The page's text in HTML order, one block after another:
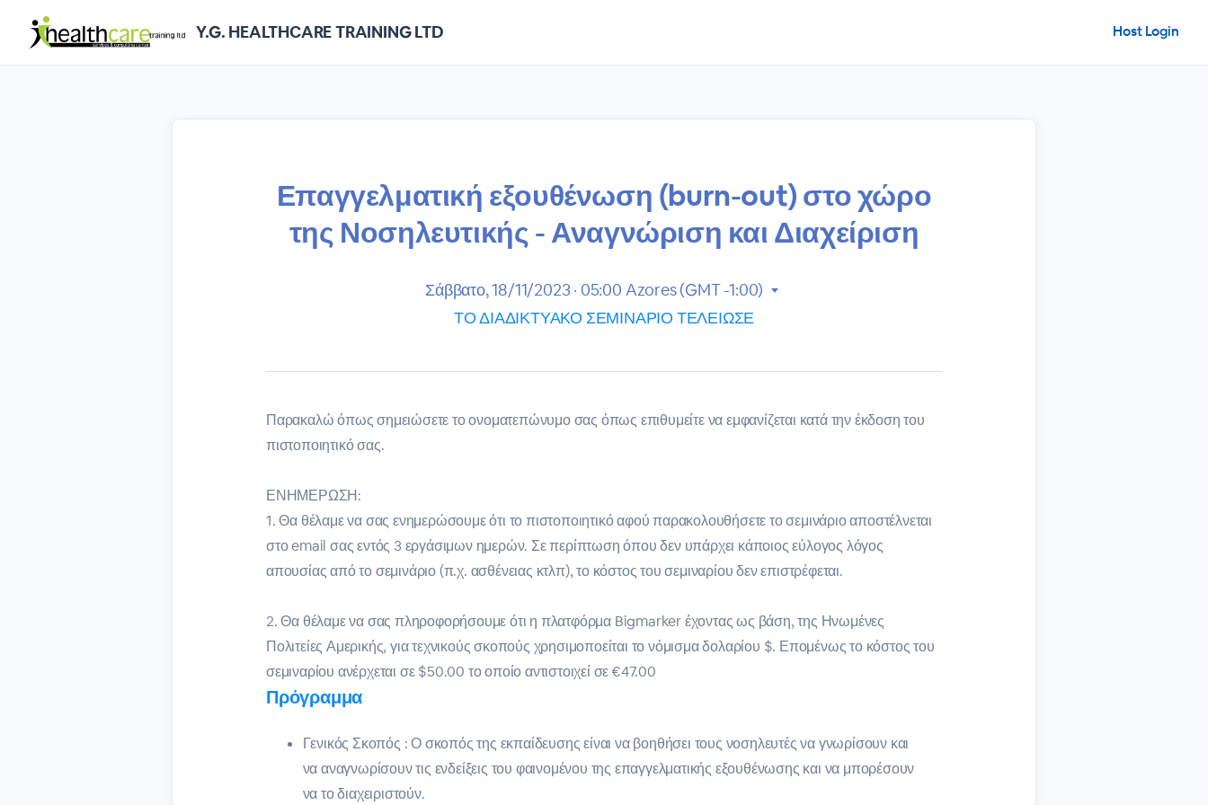
Y.G. HEALTHCARE TRAINING LTD Host Login
Επαγγελματική εξουθένωση (burn-out) στο χώρο
της Νοσηλευτικής - Αναγνώριση και Διαχείριση
Σάββατο, 18/11/2023 · 05:00 Azores (GMT -1:00)
ΤΟ ΔΙΑΔΙΚΤΥΑΚΟ ΣΕΜΙΝΑΡΙΟ ΤΕΛΕΙΩΣΕ
Παρακαλώ όπως σημειώσετε το ονοματεπώνυμο σας όπως επιθυμείτε να εμφανίζεται κατά την έκδοση του
πιστοποιητικό σας.
ΕΝΗΜΕΡΩΣΗ:
1. Θα θέλαμε να σας ενημερώσουμε ότι το πιστοποιητικό αφού παρακολουθήσετε το σεμινάριο αποστέλνεται
στο email σας εντός 3 εργάσιμων ημερών. Σε περίπτωση όπου δεν υπάρχει κάποιος εύλογος λόγος
απουσίας από το σεμινάριο (π.χ. ασθένειας κτλπ), το κόστος του σεμιναρίου δεν επιστρέφεται.
2. Θα θέλαμε να σας πληροφορήσουμε ότι η πλατφόρμα Bigmarker έχοντας ως βάση, της Ηνωμένες
Πολιτείες Αμερικής, για τεχνικούς σκοπούς χρησιμοποείται το νόμισμα δολαρίου $. Επομένως το κόστος του
σεμιναρίου ανέρχεται σε $50.00 το οποίο αντιστοιχεί σε €47.00
Πρόγραμμα
Γενικός Σκοπός : Ο σκοπός της εκπαίδευσης είναι να βοηθήσει τους νοσηλευτές να γνωρίσουν και
να αναγνωρίσουν τις ενδείξεις του φαινομένου της επαγγελματικής εξουθένωσης και να μπορέσουν
να το διαχειριστούν.